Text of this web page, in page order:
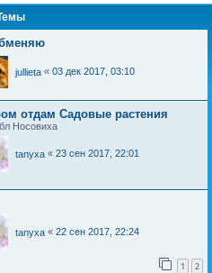
jullieta « 03 дек 2017, 03:10
отдам Садовые растения
Носовиха
tanyxa « 23 сен 2017, 22:01
tanyxa « 22 сен 2017, 22:24
1 2